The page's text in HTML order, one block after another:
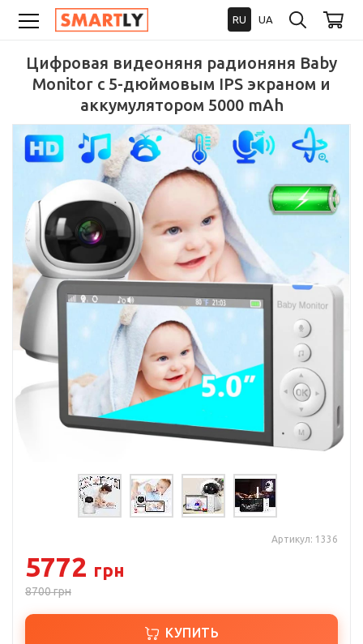
RU UA
Цифровая видеоняня радионяня Baby
Monitor с 5-дюймовым IPS экраном и
аккумулятором 5000 mAh
Артикул: 1336
5772 грн
8700грн
КУПИТЬ